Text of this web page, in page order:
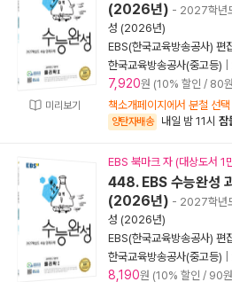
미리보기
(2026년) - 2027학년
성 (2026년)
EBS(한국교육방송공사) 편
한국교육방송공사(중고등)
7,920원 (10% 할인 / 80
책소개페이지에서 분철 선
양탄자배송 내일 밤 11시 잠
EBS 북마크 자 (대상도서 1
448. EBS 수능완성
(2026년) - 2027학년
성 (2026년)
EBS(한국교육방송공사) 편
한국교육방송공사(중고등)
8,190원 (10% 할인 / 90